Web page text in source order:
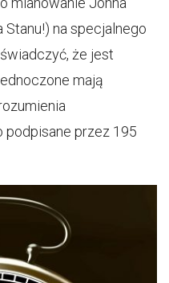
Stanu!) na specjalnego
że jest
mają
podpisane przez 195